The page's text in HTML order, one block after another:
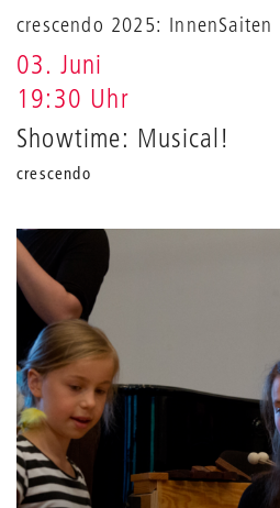
crescendo 2025: InnenSaiten
03. Juni
19:30 Uhr
Showtime: Musical!
crescendo